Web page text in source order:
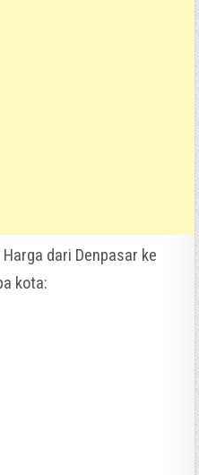
dari Denpasar ke
kota: